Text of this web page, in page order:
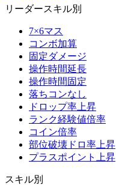
リーダースキル別
7×6マス
コンボ加算
固定ダメージ
操作時間延長
操作時間固定
落ちコンなし
ドロップ率上昇
ランク経験値倍率
コイン倍率
部位破壊ドロ率上昇
プラスポイント上昇
スキル別